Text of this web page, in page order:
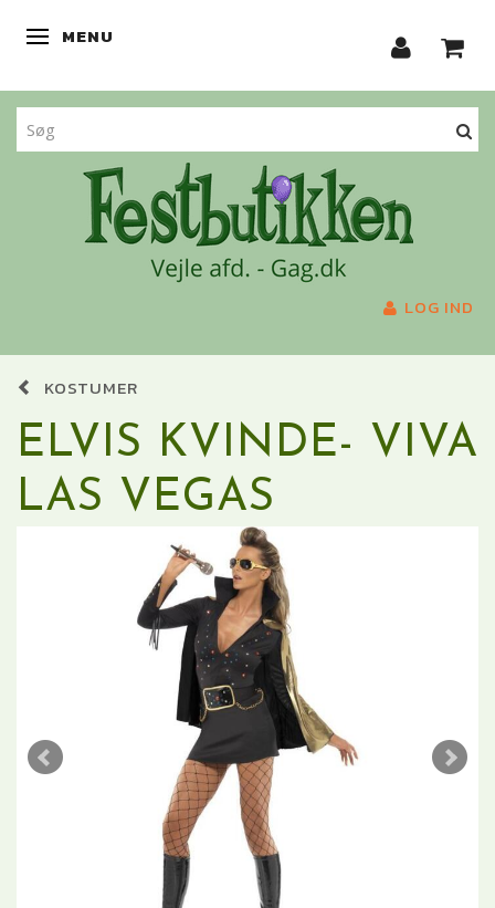
SKIFTE NAVIGATION
MENU
LOG IND
KOSTUMER
ELVIS KVINDE- VIVA
LAS VEGAS